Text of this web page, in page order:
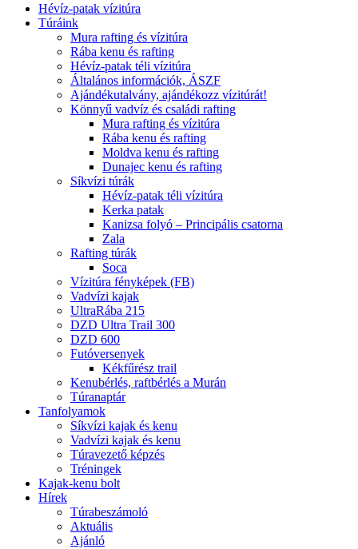
Hévíz-patak vízitúra
Túráink
Mura rafting és vízitúra
Rába kenu és rafting
Hévíz-patak téli vízitúra
Általános információk, ÁSZF
Ajándékutalvány, ajándékozz vízitúrát!
Könnyű vadvíz és családi rafting
Mura rafting és vízitúra
Rába kenu és rafting
Moldva kenu és rafting
Dunajec kenu és rafting
Síkvízi túrák
Hévíz-patak téli vízitúra
Kerka patak
Kanizsa folyó – Principális csatorna
Zala
Rafting túrák
Soca
Vízitúra fényképek (FB)
Vadvízi kajak
UltraRába 215
DZD Ultra Trail 300
DZD 600
Futóversenyek
Kékfűrész trail
Kenubérlés, raftbérlés a Murán
Túranaptár
Tanfolyamok
Síkvízi kajak és kenu
Vadvízi kajak és kenu
Túravezető képzés
Tréningek
Kajak-kenu bolt
Hírek
Túrabeszámoló
Aktuális
Ajánló